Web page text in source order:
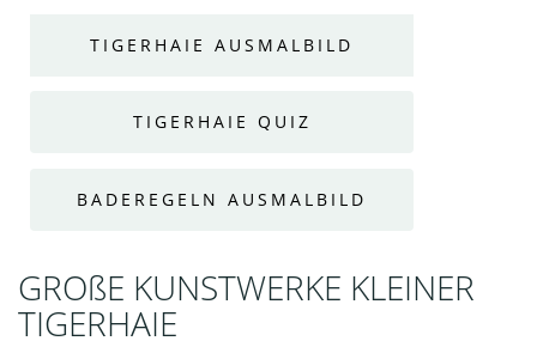
TIGERHAIE AUSMALBILD
TIGERHAIE QUIZ
BADEREGELN AUSMALBILD
GROßE KUNSTWERKE KLEINER
TIGERHAIE